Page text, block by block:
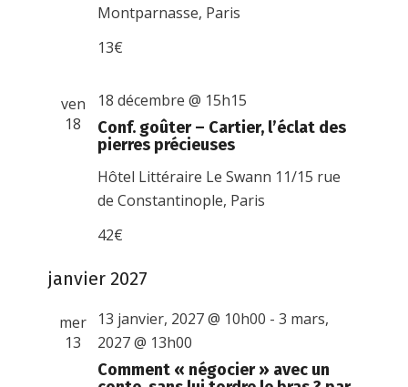
Montparnasse, Paris
13€
ven
18
Conf. goûter – Cartier, l’éclat des
pierres précieuses
18 décembre @ 15h15
Hôtel Littéraire Le Swann 11/15 rue
de Constantinople, Paris
42€
janvier 2027
mer
13
Comment « négocier » avec un
13 janvier, 2027 @ 10h00 -3 mars,
2027 @ 13h00